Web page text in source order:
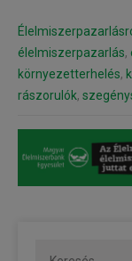
élelmiszerpazarlás,
környezetterhelés,
rászorulók,